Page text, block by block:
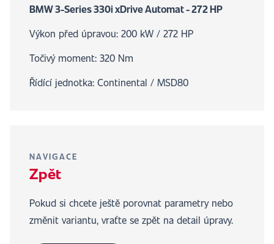
BMW 3-Series 330i xDrive Automat - 272 HP
Výkon před úpravou: 200 kW / 272 HP
Točivý moment: 320 Nm
Řídící jednotka: Continental / MSD80
NAVIGACE
Zpět
Pokud si chcete ještě porovnat parametry nebo
změnit variantu, vraťte se zpět na detail úpravy.